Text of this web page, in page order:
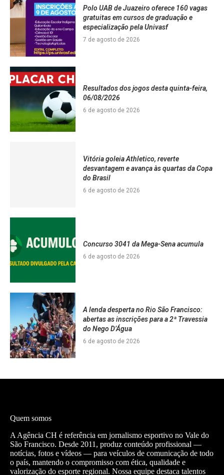
Polo UAB de Juazeiro oferece 160 vagas
gratuitas em cursos de graduação e
especialização pela Univasf
7 de agosto de 2026
Resultados dos jogos desta quinta-feira,
06/08/2026
6 de agosto de 2026
Vitória goleia Athletico, reverte
desvantagem e avança às quartas da Copa
do Brasil
6 de agosto de 2026
Concurso 3041 da Mega-Sena acumula
6 de agosto de 2026
A lenda desperta no Rio São Francisco:
abertas as inscrições para a 2ª Travessia
do Nego D’Água
6 de agosto de 2026
Quem somos
A Agência CH é referência em jornalismo esportivo no Vale do
São Francisco. Desde 2011, produz conteúdo profissional —
notícias, fotos e vídeos — para veículos de comunicação de todo
o país, mantendo o compromisso com ética, qualidade e
valorização do esporte regional. Nossa equipe destaca talentos